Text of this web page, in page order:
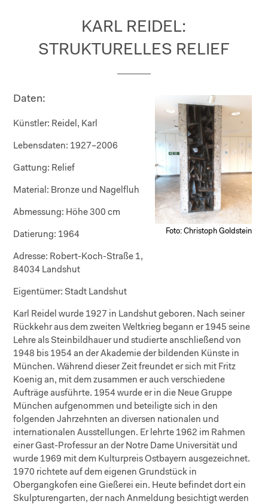
KARL REIDEL:
STRUKTURELLES RELIEF
Foto: Christoph Goldstein
Daten:
Künstler: Reidel, Karl
Lebensdaten: 1927–2006
Gattung: Relief
Material: Bronze und Nagelfluh
Abmessung: Höhe 300 cm
Datierung: 1964
Adresse: Robert-Koch-Straße 1,
84034 Landshut
Eigentümer: Stadt Landshut
Karl Reidel wurde 1927 in Landshut geboren. Nach seiner
Rückkehr aus dem zweiten Weltkrieg begann er 1945 seine
Lehre als Steinbildhauer und studierte anschließend von
1948 bis 1954 an der Akademie der bildenden Künste in
München. Während dieser Zeit freundet er sich mit Fritz
Koenig an, mit dem zusammen er auch verschiedene
Aufträge ausführte. 1954 wurde er in die Neue Gruppe
München aufgenommen und beteiligte sich in den
folgenden Jahrzehnten an diversen nationalen und
internationalen Ausstellungen. Er lehrte 1962 im Rahmen
einer Gast-Professur an der Notre Dame Universität und
wurde 1969 mit dem Kulturpreis Ostbayern ausgezeichnet.
1970 richtete auf dem eigenen Grundstück in
Obergangkofen eine Gießerei ein. Heute befindet dort ein
Skulpturengarten, der nach Anmeldung besichtigt werden